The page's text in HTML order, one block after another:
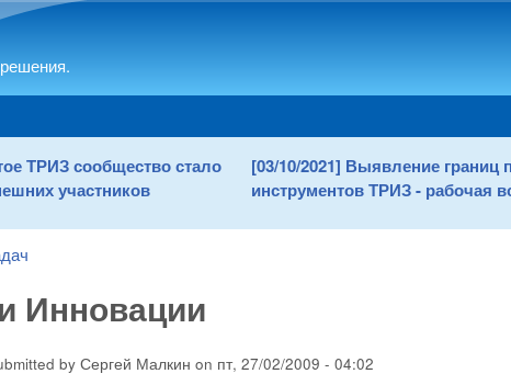
ТРИЗ сообщество стало
участников
[03/10/2021] Выявление границ
инструментов ТРИЗ - рабочая
Инновации
by Сергей Малкин on пт, 27/02/2009 - 04:02